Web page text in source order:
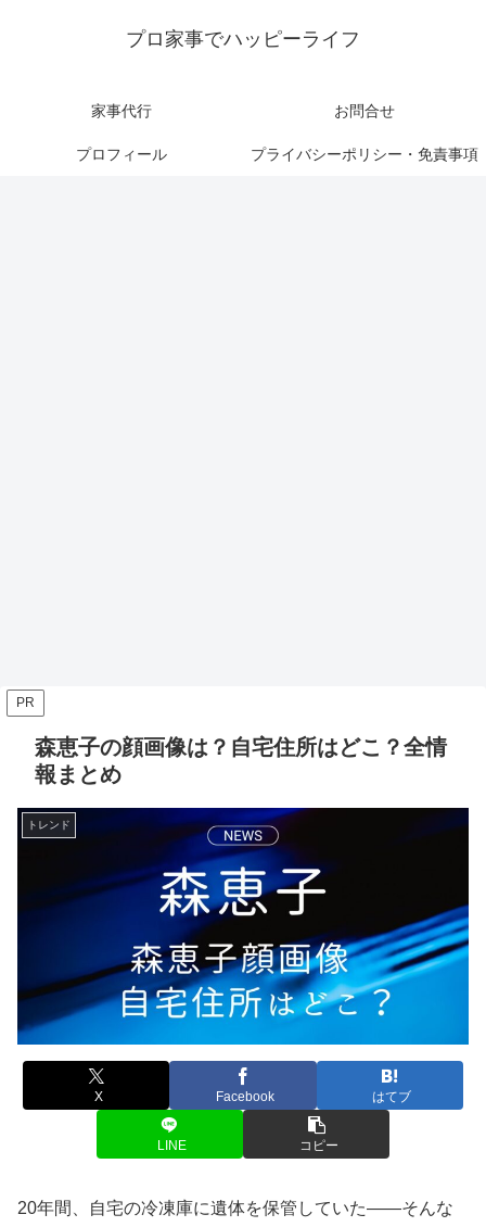
プロ家事でハッピーライフ
家事代行 お問合せ
プロフィール プライバシーポリシー・免責事項
PR
森恵子の顔画像は？自宅住所はどこ？全情
報まとめ
トレンド
X Facebook はてブ
LINE コピー
20年間、自宅の冷凍庫に遺体を保管していた――そんな